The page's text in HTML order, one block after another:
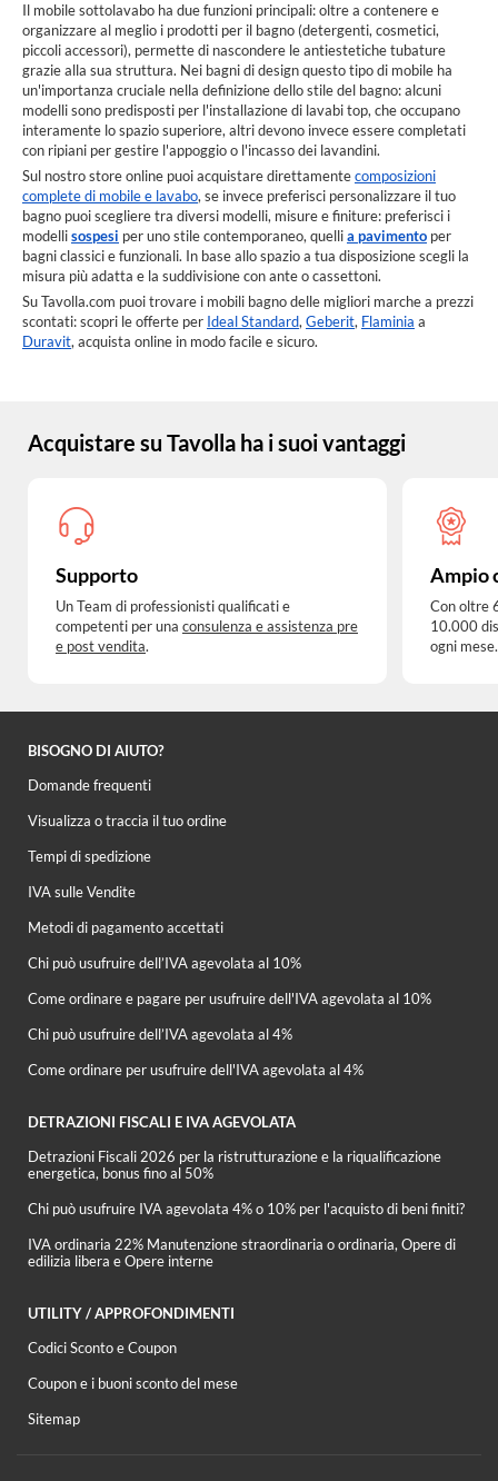
Il mobile sottolavabo ha due funzioni principali: oltre a contenere e
organizzare al meglio i prodotti per il bagno (detergenti, cosmetici,
piccoli accessori), permette di nascondere le antiestetiche tubature
grazie alla sua struttura. Nei bagni di design questo tipo di mobile ha
un'importanza cruciale nella definizione dello stile del bagno: alcuni
modelli sono predisposti per l'installazione di lavabi top, che occupano
interamente lo spazio superiore, altri devono invece essere completati
con ripiani per gestire l'appoggio o l'incasso dei lavandini.
Sul nostro store online puoi acquistare direttamentecomposizioni
complete di mobile e lavabo, se invece preferisci personalizzare il tuo
bagno puoi scegliere tra diversi modelli, misure e finiture: preferisci i
modellisospesi per uno stile contemporaneo, quellia pavimento per
bagni classici e funzionali. In base allo spazio a tua disposizione scegli la
misura più adatta e la suddivisione con ante o cassettoni.
Su Tavolla.com puoi trovare i mobili bagno delle migliori marche a prezzi
scontati: scopri le offerte per Ideal Standard, Geberit, Flaminia a
Duravit, acquista online in modo facile e sicuro.
Acquistare su Tavolla ha i suoi vantaggi
Supporto
Un Team di professionisti qualificati e
competenti per una consulenza e assistenza pre
e post vendita.
Ampio
Con oltre
10.000
ogni mese.
BISOGNO DI AIUTO?
Domande frequenti
Visualizza o traccia il tuo ordine
Tempi di spedizione
IVA sulle Vendite
Metodi di pagamento accettati
Chi può usufruire dell’IVA agevolata al 10%
Come ordinare e pagare per usufruire dell'IVA agevolata al 10%
Chi può usufruire dell’IVA agevolata al 4%
Come ordinare per usufruire dell'IVA agevolata al 4%
DETRAZIONI FISCALI E IVA AGEVOLATA
Detrazioni Fiscali 2026 per la ristrutturazione e la riqualificazione
energetica, bonus fino al 50%
Chi può usufruire IVA agevolata 4% o 10% per l'acquisto di beni finiti?
IVA ordinaria 22% Manutenzione straordinaria o ordinaria, Opere di
edilizia libera e Opere interne
UTILITY / APPROFONDIMENTI
Codici Sconto e Coupon
Coupon e i buoni sconto del mese
Sitemap